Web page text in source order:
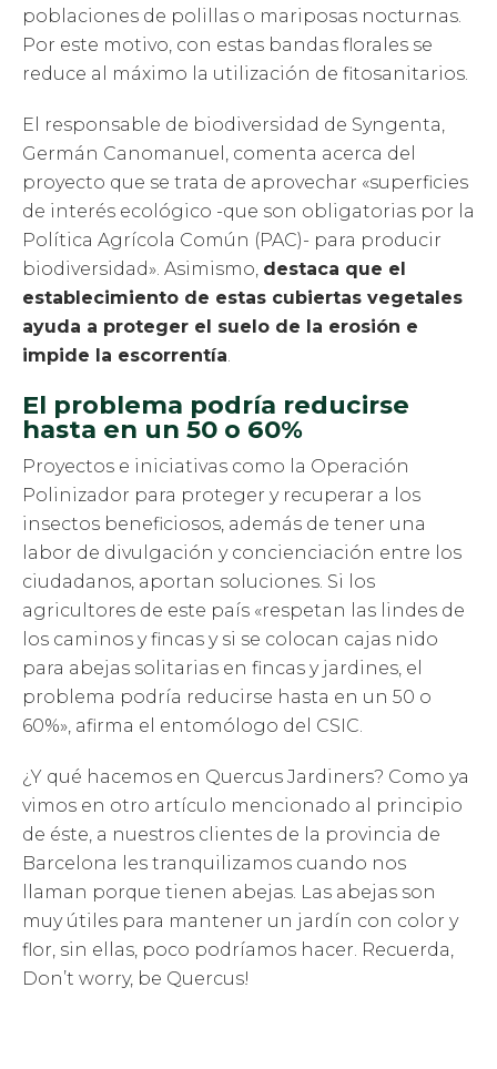
poblaciones de polillas o mariposas nocturnas.
Por este motivo, con estas bandas florales se
reduce al máximo la utilización de fitosanitarios.
El responsable de biodiversidad de Syngenta,
Germán Canomanuel, comenta acerca del
proyecto que se trata de aprovechar «superficies
de interés ecológico -que son obligatorias por la
Política Agrícola Común (PAC)- para producir
biodiversidad». Asimismo, destaca que el
establecimiento de estas cubiertas vegetales
ayuda a proteger el suelo de la erosión e
impide la escorrentía.
El problema podría reducirse
hasta en un 50 o 60%
Proyectos e iniciativas como la Operación
Polinizador para proteger y recuperar a los
insectos beneficiosos, además de tener una
labor de divulgación y concienciación entre los
ciudadanos, aportan soluciones. Si los
agricultores de este país «respetan las lindes de
los caminos y fincas y si se colocan cajas nido
para abejas solitarias en fincas y jardines, el
problema podría reducirse hasta en un 50 o
60%», afirma el entomólogo del CSIC.
¿Y qué hacemos en Quercus Jardiners? Como ya
vimos en otro artículo mencionado al principio
de éste, a nuestros clientes de la provincia de
Barcelona les tranquilizamos cuando nos
llaman porque tienen abejas. Las abejas son
muy útiles para mantener un jardín con color y
flor, sin ellas, poco podríamos hacer. Recuerda,
Don’t worry, be Quercus!